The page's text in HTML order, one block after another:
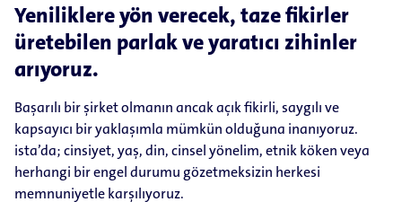
Yeniliklere yön verecek, taze fikirler
üretebilen parlak ve yaratıcı zihinler
arıyoruz.
Başarılı bir şirket olmanın ancak açık fikirli, saygılı ve
kapsayıcı bir yaklaşımla mümkün olduğuna inanıyoruz.
ista’da; cinsiyet, yaş, din, cinsel yönelim, etnik köken veya
herhangi bir engel durumu gözetmeksizin herkesi
memnuniyetle karşılıyoruz.